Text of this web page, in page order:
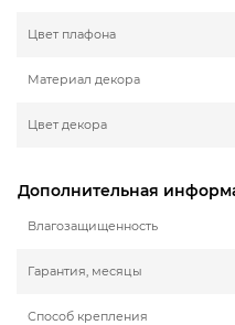
Цвет плафона
Материал декора
Цвет декора
Дополнительная
Влагозащищенность
Гарантия, месяцы
Способ крепления